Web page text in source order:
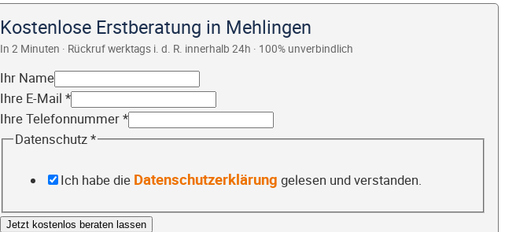
Kostenlose Erstberatung in Mehlingen
In 2 Minuten · Rückruf werktags i. d. R. innerhalb 24h · 100% unverbindlich
Ihr Name
Ihre E-Mail *
Ihre Telefonnummer*
Datenschutz*
Ich habe die Datenschutzerklärung gelesen und verstanden.
Jetzt kostenlos beraten lassen